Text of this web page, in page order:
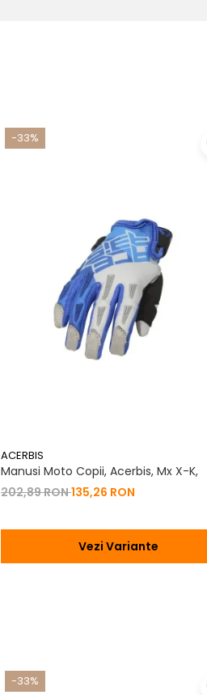
-33%
ACERBIS
Manusi Moto Copii, Acerbis, Mx X-K,
202,89 RON135,26 RON
Vezi Variante
-33%